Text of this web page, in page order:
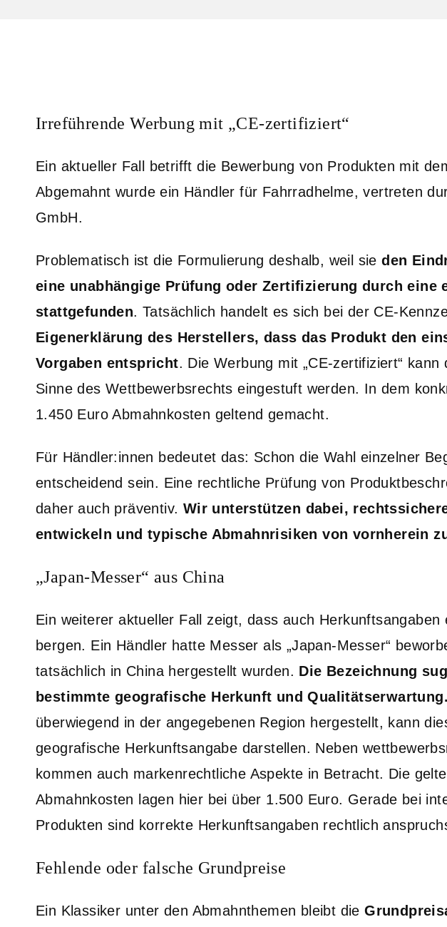
Irreführende Werbung mit „CE-zertifiziert“
Ein aktueller Fall betrifft die Bewerbung von Produkten mit
Abgemahnt wurde ein Händler für Fahrradhelme, vertreten
GmbH.
Problematisch ist die Formulierung deshalb, weil sieden
eine unabhängige Prüfung oder Zertifizierung durch eine
stattgefunden. Tatsächlich handelt es sich bei der CE-
Eigenerklärung des Herstellers, dass das Produkt den
Vorgaben entspricht. Die Werbung mit „CE-zertifiziert“
Sinne des Wettbewerbsrechts eingestuft werden. In dem
1.450 Euro Abmahnkosten geltend gemacht.
Für Händler:innen bedeutet das: Schon die Wahl einzelner
entscheidend sein. Eine rechtliche Prüfung von
daher auch präventiv. Wir unterstützen dabei,
entwickeln und typische Abmahnrisiken von vornherein
„Japan-Messer“ aus China
Ein weiterer aktueller Fall zeigt, dass auch Herkunftsangaben
bergen. Ein Händler hatte Messer als „Japan-Messer“
tatsächlich in China hergestellt wurden. Die Bezeichnung
bestimmte geografische Herkunft und
überwiegend in der angegebenen Region hergestellt, kann
geografische Herkunftsangabe darstellen. Neben
kommen auch markenrechtliche Aspekte in Betracht. Die
Abmahnkosten lagen hier bei über 1.500 Euro. Gerade bei
Produkten sind korrekte Herkunftsangaben rechtlich
Fehlende oder falsche Grundpreise
Ein Klassiker unter den Abmahnthemen bleibt die